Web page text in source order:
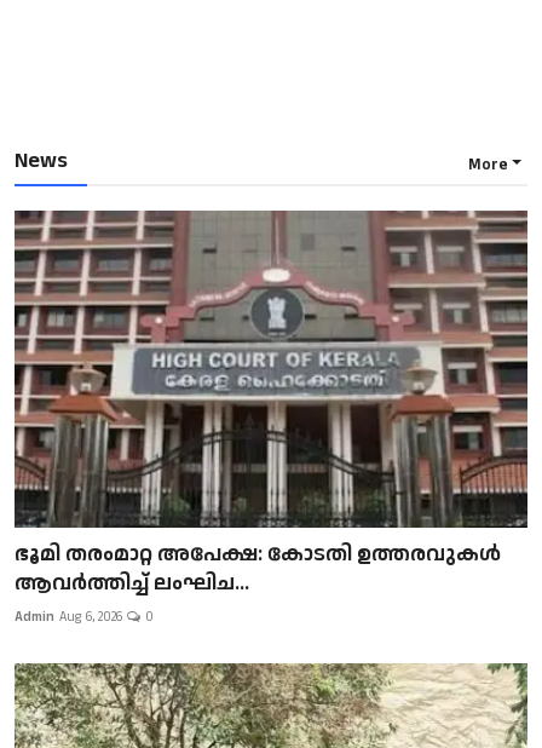
News More
ഭൂമി തരംമാറ്റ അപേക്ഷ: കോടതി ഉത്തരവുകൾ
ആവർത്തിച്ച് ലംഘിച...
Admin Aug 6, 2026 0